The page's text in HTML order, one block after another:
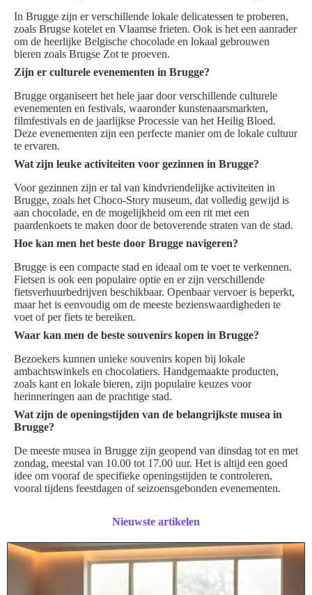
In Brugge zijn er verschillende lokale delicatessen te proberen,
zoals Brugse kotelet en Vlaamse frieten. Ook is het een aanrader
om de heerlijke Belgische chocolade en lokaal gebrouwen
bieren zoals Brugse Zot te proeven.
Zijn er culturele evenementen in Brugge?
Brugge organiseert het hele jaar door verschillende culturele
evenementen en festivals, waaronder kunstenaarsmarkten,
filmfestivals en de jaarlijkse Processie van het Heilig Bloed.
Deze evenementen zijn een perfecte manier om de lokale cultuur
te ervaren.
Wat zijn leuke activiteiten voor gezinnen in Brugge?
Voor gezinnen zijn er tal van kindvriendelijke activiteiten in
Brugge, zoals het Choco-Story museum, dat volledig gewijd is
aan chocolade, en de mogelijkheid om een rit met een
paardenkoets te maken door de betoverende straten van de stad.
Hoe kan men het beste door Brugge navigeren?
Brugge is een compacte stad en ideaal om te voet te verkennen.
Fietsen is ook een populaire optie en er zijn verschillende
fietsverhuurbedrijven beschikbaar. Openbaar vervoer is beperkt,
maar het is eenvoudig om de meeste bezienswaardigheden te
voet of per fiets te bereiken.
Waar kan men de beste souvenirs kopen in Brugge?
Bezoekers kunnen unieke souvenirs kopen bij lokale
ambachtswinkels en chocolatiers. Handgemaakte producten,
zoals kant en lokale bieren, zijn populaire keuzes voor
herinneringen aan de prachtige stad.
Wat zijn de openingstijden van de belangrijkste musea in
Brugge?
De meeste musea in Brugge zijn geopend van dinsdag tot en met
zondag, meestal van 10.00 tot 17.00 uur. Het is altijd een goed
idee om vooraf de specifieke openingstijden te controleren,
vooral tijdens feestdagen of seizoensgebonden evenementen.
Nieuwste artikelen